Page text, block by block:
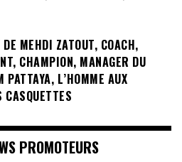
MEHDI ZATOUT, COACH,
CHAMPION, MANAGER DU
PATTAYA, L’HOMME AUX
PROMOTEURS